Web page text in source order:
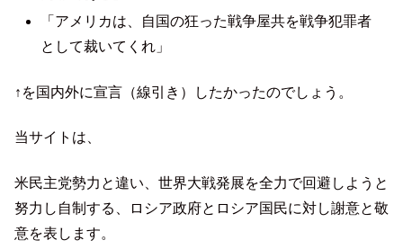
「アメリカは、自国の狂った戦争屋共を戦争犯罪者
として裁いてくれ」
↑を国内外に宣言（線引き）したかったのでしょう。
当サイトは、
米民主党勢力と違い、世界大戦発展を全力で回避しようと
努力し自制する、ロシア政府とロシア国民に対し謝意と敬
意を表します。